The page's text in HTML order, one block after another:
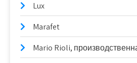
Lux
Marafet
Mario Rioli,